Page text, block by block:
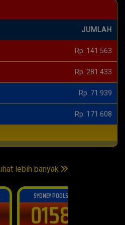
JUMLAH
Rp. 281.433
Rp. 71.939
Rp. 171.608
Rp. 145.595
Rp. 295.166
lebih banyak